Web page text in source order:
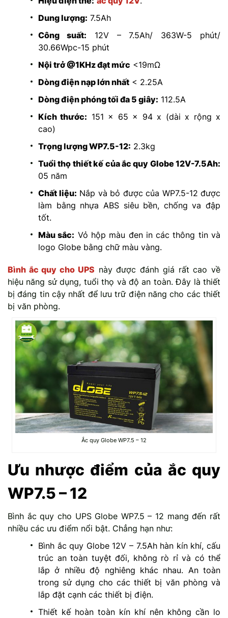
Dung lượng: 7.5Ah
Công suất: 12V – 7.5Ah/ 363W-5 phút/
30.66Wpc-15 phút
Nội trở @1KHz đạt mức <19mΩ
Dòng điện nạp lớn nhất < 2.25A
Dòng điện phóng tối đa 5 giây: 112.5A
Kích thước: 151 x 65 x 94 x (dài x rộng x
cao)
Trọng lượng WP7.5-12: 2.3kg
Tuổi thọ thiết kế của ắc quy Globe 12V-7.5Ah:
05 năm
Chất liệu: Nắp và bỏ được của WP7.5-12 được
làm bằng nhựa ABS siêu bền, chống va đập
tốt.
Màu sắc: Vỏ hộp màu đen in các thông tin và
logo Globe bằng chữ màu vàng.
Bình ắc quy cho UPS này được đánh giá rất cao về
hiệu năng sử dụng, tuổi thọ và độ an toàn. Đây là thiết
bị đáng tin cậy nhất để lưu trữ điện năng cho các thiết
bị văn phòng.
Ắc quy Globe WP7.5 – 12
Ưu nhược điểm của ắc quy
WP7.5 – 12
Bình ắc quy cho UPS Globe WP7.5 – 12 mang đến rất
nhiều các ưu điểm nổi bật. Chẳng hạn như:
Bình ắc quy Globe 12V – 7.5Ah hàn kín khí, cấu
trúc an toàn tuyệt đối, không rò rỉ và có thể
lắp ở nhiều độ nghiêng khác nhau. An toàn
trong sử dụng cho các thiết bị văn phòng và
lắp đặt cạnh các thiết bị điện.
Thiết kế hoàn toàn kín khí nên không cần lo